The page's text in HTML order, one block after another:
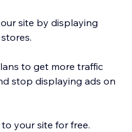
site by displaying
to get more traffic
stop displaying ads on
your site for free.